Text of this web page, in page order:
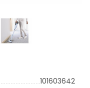
101603642